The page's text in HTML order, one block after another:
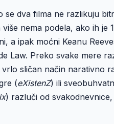
se dva filma ne razlikuju
nema podela, ako ih je
a ipak moćni Keanu
Law. Preko svake mere
sličan način narativno
(eXistenZ) ili
) razluči od